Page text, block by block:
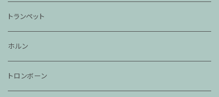
トランペット
ホルン
トロンボーン